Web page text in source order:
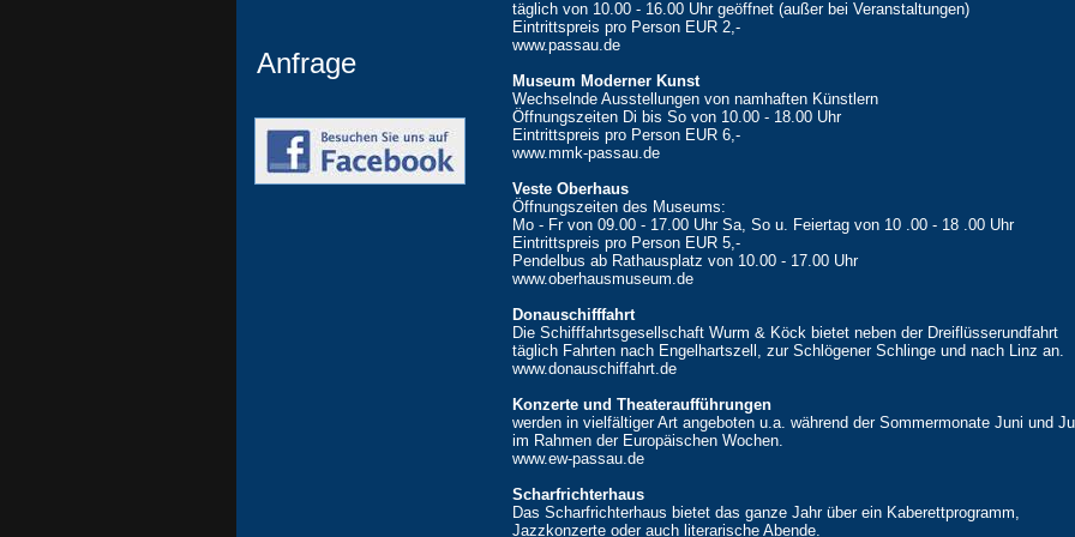
Anfrage
täglich von 10.00 - 16.00 Uhr geöffnet (außer bei Veranstaltungen)
Eintrittspreis pro Person EUR 2,-
www.passau.de
Museum Moderner Kunst
Wechselnde Ausstellungen von namhaften Künstlern
Öffnungszeiten Di bis So von 10.00 - 18.00 Uhr
Eintrittspreis pro Person EUR 6,-
www.mmk-passau.de
Veste Oberhaus
Öffnungszeiten des Museums:
Mo - Fr von 09.00 - 17.00 Uhr Sa, So u. Feiertag von 10 .00 - 18 .00 Uhr
Eintrittspreis pro Person EUR 5,-
Pendelbus ab Rathausplatz von 10.00 - 17.00 Uhr
www.oberhausmuseum.de
Donauschifffahrt
Die Schifffahrtsgesellschaft Wurm & Köck bietet neben der Dreiflüsserundfahrt
täglich Fahrten nach Engelhartszell, zur Schlögener Schlinge und nach Linz an.
www.donauschiffahrt.de
Konzerte und Theateraufführungen
werden in vielfältiger Art angeboten u.a. während der Sommermonate Juni und
im Rahmen der Europäischen Wochen.
www.ew-passau.de
Scharfrichterhaus
Das Scharfrichterhaus bietet das ganze Jahr über ein Kaberettprogramm,
Jazzkonzerte oder auch literarische Abende.